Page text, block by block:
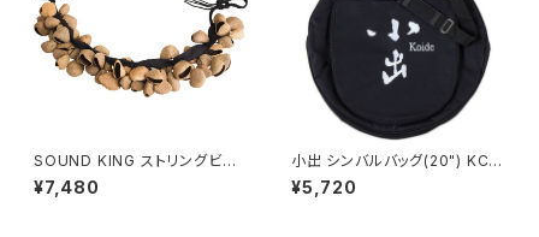
SOUND KING ストリングビー
¥7,480
小出 シンバルバッグ(20") KCB
-20
¥5,720